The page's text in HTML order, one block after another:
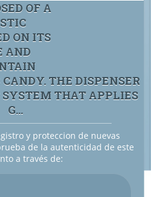
OF A
ON ITS
AND
THE DISPENSER
THAT APPLIES
G...
y proteccion de nuevas
de la autenticidad de este
a través de: